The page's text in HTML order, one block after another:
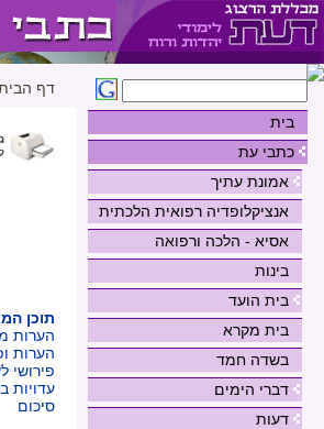
בית
כתבי עת
אמונת עתיך
אנציקלופדיה רפואית הלכתית
אסיא - הלכה ורפואה
בינות
בית הועד
בית מקרא
בשדה חמד
דברי הימים
דעות
דף
תוכן
הערות
הערות
פירושי
עדויות
סיכום